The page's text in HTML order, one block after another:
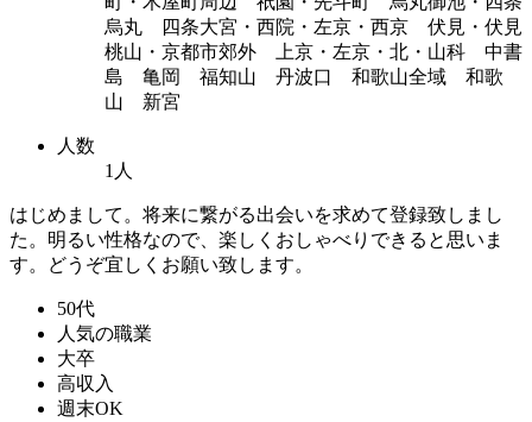
烏丸 四条大宮・西院・左京・西京 伏見・伏見
桃山・京都市郊外 上京・左京・北・山科 中書
島 亀岡 福知山 丹波口 和歌山全域 和歌
山 新宮
人数
1人
はじめまして。将来に繋がる出会いを求めて登録致しまし
た。明るい性格なので、楽しくおしゃべりできると思いま
す。どうぞ宜しくお願い致します。
50代
人気の職業
大卒
高収入
週末OK